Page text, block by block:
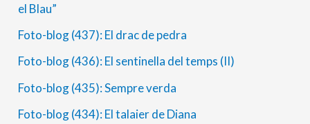
el Blau”
Foto-blog (437): El drac de pedra
Foto-blog (436): El sentinella del temps (II)
Foto-blog (435): Sempre verda
Foto-blog (434): El talaier de Diana
i
u
s
e
g
o
r
i